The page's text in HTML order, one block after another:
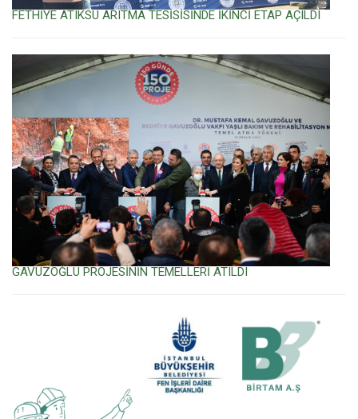
FETHİYE ATIKSU ARITMA TESİSİSİNDE İKİNCİ ETAP AÇILDI
GAVUZOĞLU PROJESİNİN TEMELLERİ ATILDI